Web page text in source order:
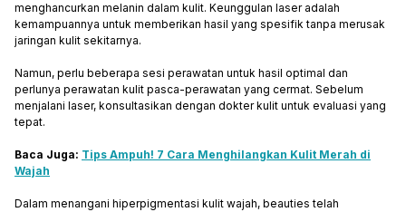
menghancurkan melanin dalam kulit. Keunggulan laser adalah
kemampuannya untuk memberikan hasil yang spesifik tanpa merusak
jaringan kulit sekitarnya.
Namun, perlu beberapa sesi perawatan untuk hasil optimal dan
perlunya perawatan kulit pasca-perawatan yang cermat. Sebelum
menjalani laser, konsultasikan dengan dokter kulit untuk evaluasi yang
tepat.
Baca Juga: Tips Ampuh! 7 Cara Menghilangkan Kulit Merah di
Wajah
Dalam menangani hiperpigmentasi kulit wajah, beauties telah